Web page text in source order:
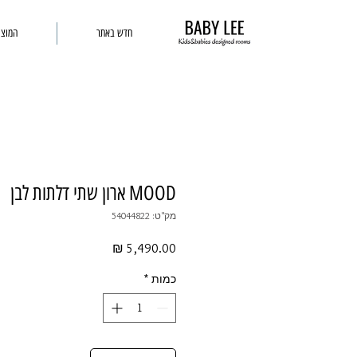
חדש באתר
MOOD ארון שתי דלתות לבן
מק"ט: 54044822
כמות *